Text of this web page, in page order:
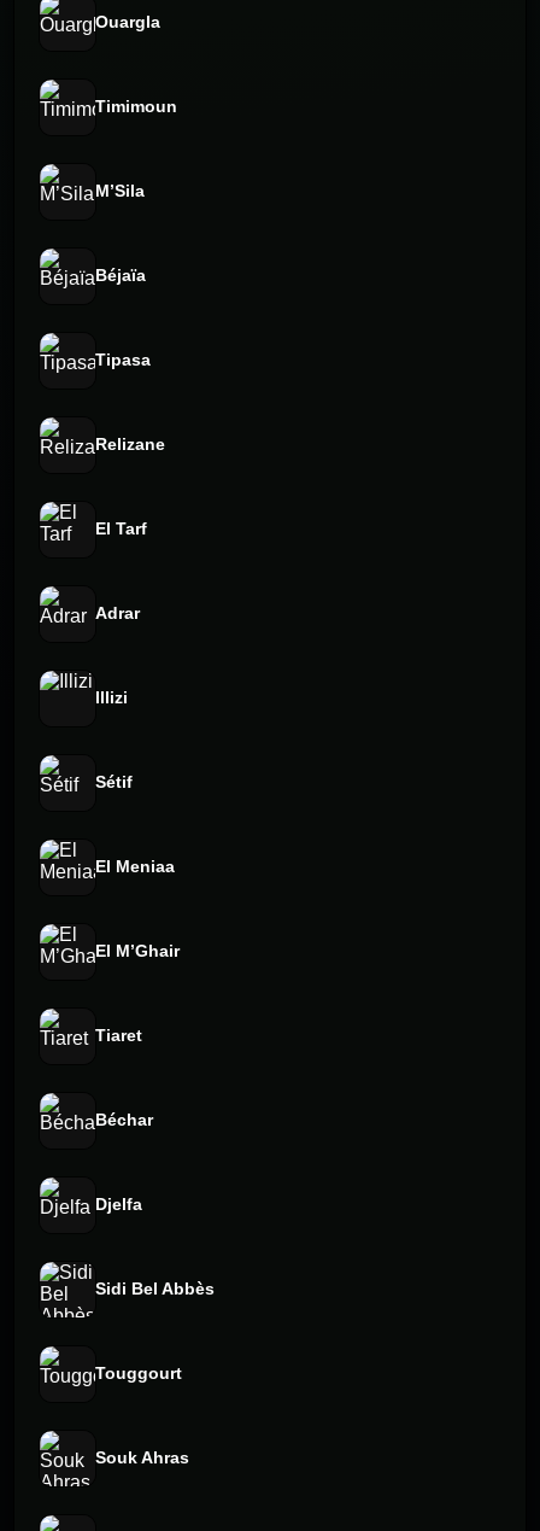
Ouargla
Timimoun
M’Sila
Béjaïa
Tipasa
Relizane
El Tarf
Adrar
Illizi
Sétif
El Meniaa
El M’Ghair
Tiaret
Béchar
Djelfa
Sidi Bel Abbès
Touggourt
Souk Ahras